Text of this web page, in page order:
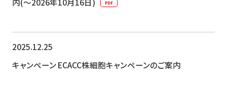
2025.12.25
キャンペーンECACC株細胞キャンペーンのご案内